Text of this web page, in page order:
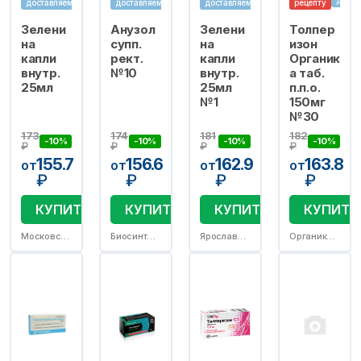
доставляем
Зелени
на
капли
внутр.
25мл
173
₽
-10%
от155.7
₽
КУПИТЬ
Московская ФФ ЗАО
доставляем
Анузол
супп.
рект.
№10
174
₽
-10%
от156.6
₽
КУПИТЬ
Биосинтез ПАО
доставляем
Зелени
на
капли
внутр.
25мл
№1
181
₽
-10%
от162.9
₽
КУПИТЬ
Ярославская ФФ
рецепту
Толпер
изон
Органик
а таб.
п.п.о.
150мг
№30
182
₽
-10%
от163.8
₽
КУПИТЬ
Органика ОАО